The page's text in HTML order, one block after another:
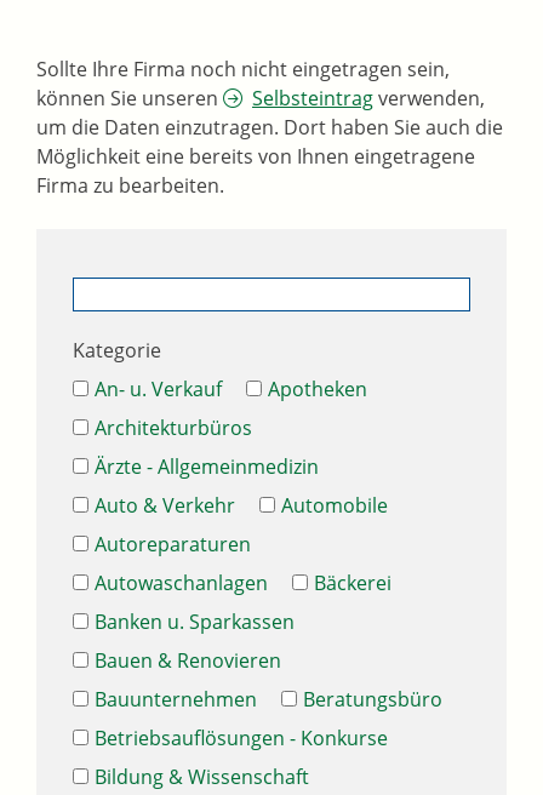
Sollte Ihre Firma noch nicht eingetragen sein,
können Sie unseren
Selbsteintragverwenden,
um die Daten einzutragen. Dort haben Sie auch die
Möglichkeit eine bereits von Ihnen eingetragene
Firma zu bearbeiten.
Kategorie
An- u. Verkauf
Apotheken
Architekturbüros
Ärzte - Allgemeinmedizin
Auto & Verkehr
Automobile
Autoreparaturen
Autowaschanlagen
Bäckerei
Banken u. Sparkassen
Bauen & Renovieren
Bauunternehmen
Beratungsbüro
Betriebsauflösungen - Konkurse
Bildung & Wissenschaft